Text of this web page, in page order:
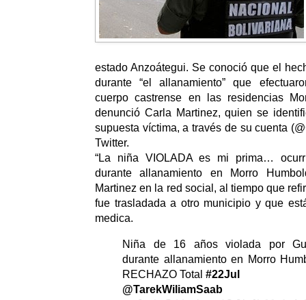
estado Anzoátegui. Se conoció que el
durante “el allanamiento” que
cuerpo castrense en las residencias
denunció Carla Martinez, quien se
supuesta víctima, a través de su cuenta
Twitter.
“La niña VIOLADA es mi prima…
durante allanamiento en Morro
Martinez en la red social, al tiempo que
fue trasladada a otro municipio y que
medica.
Niña de 16 años violada por
durante allanamiento en Morro
RECHAZO Total #22Jul
@TarekWiliamSaab